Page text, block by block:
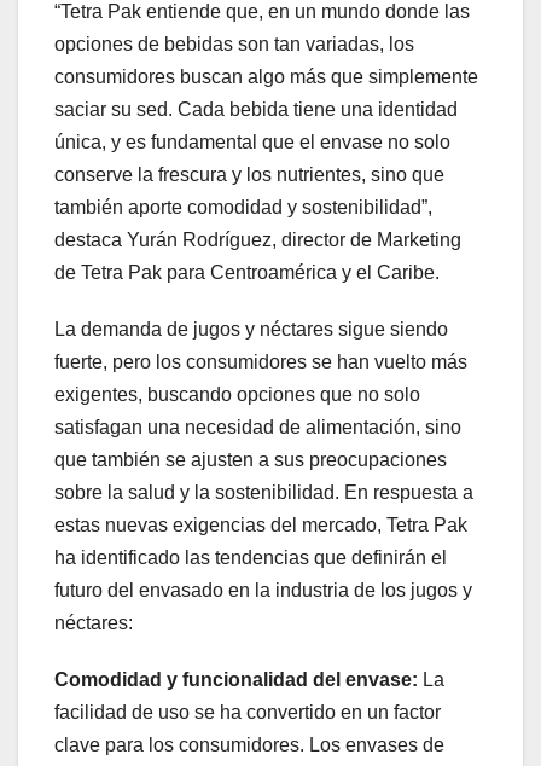
“Tetra Pak entiende que, en un mundo donde las
opciones de bebidas son tan variadas, los
consumidores buscan algo más que simplemente
saciar su sed. Cada bebida tiene una identidad
única, y es fundamental que el envase no solo
conserve la frescura y los nutrientes, sino que
también aporte comodidad y sostenibilidad”,
destaca Yurán Rodríguez, director de Marketing
de Tetra Pak para Centroamérica y el Caribe.
La demanda de jugos y néctares sigue siendo
fuerte, pero los consumidores se han vuelto más
exigentes, buscando opciones que no solo
satisfagan una necesidad de alimentación, sino
que también se ajusten a sus preocupaciones
sobre la salud y la sostenibilidad. En respuesta a
estas nuevas exigencias del mercado, Tetra Pak
ha identificado las tendencias que definirán el
futuro del envasado en la industria de los jugos y
néctares:
Comodidad y funcionalidad del envase: La
facilidad de uso se ha convertido en un factor
clave para los consumidores. Los envases de